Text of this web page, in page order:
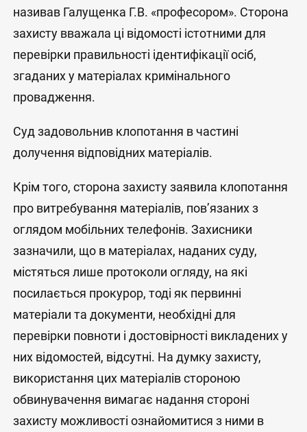
називав Галущенка Г.В. «професором». Сторона
захисту вважала ці відомості істотними для
перевірки правильності ідентифікації осіб,
згаданих у матеріалах кримінального
провадження.
Суд задовольнив клопотання в частині
долучення відповідних матеріалів.
Крім того, сторона захисту заявила клопотання
про витребування матеріалів, пов’язаних з
оглядом мобільних телефонів. Захисники
зазначили, що в матеріалах, наданих суду,
містяться лише протоколи огляду, на які
посилається прокурор, тоді як первинні
матеріали та документи, необхідні для
перевірки повноти і достовірності викладених у
них відомостей, відсутні. На думку захисту,
використання цих матеріалів стороною
обвинувачення вимагає надання стороні
захисту можливості ознайомитися з ними в